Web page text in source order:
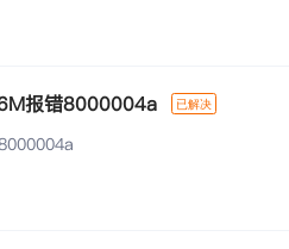
报错8000004a